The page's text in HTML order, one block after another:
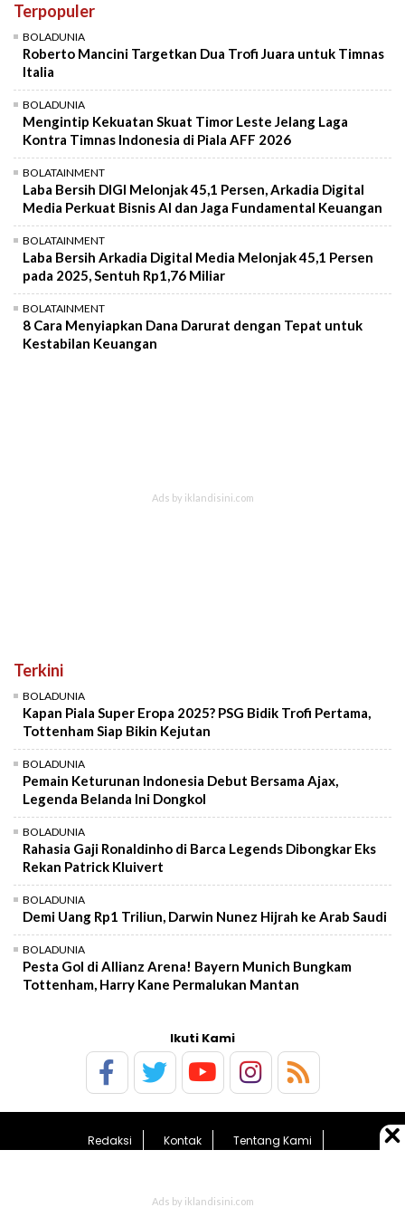
Terpopuler
BOLADUNIA
Roberto Mancini Targetkan Dua Trofi Juara untuk Timnas
Italia
BOLADUNIA
Mengintip Kekuatan Skuat Timor Leste Jelang Laga
Kontra Timnas Indonesia di Piala AFF 2026
BOLATAINMENT
Laba Bersih DIGI Melonjak 45,1 Persen, Arkadia Digital
Media Perkuat Bisnis AI dan Jaga Fundamental Keuangan
BOLATAINMENT
Laba Bersih Arkadia Digital Media Melonjak 45,1 Persen
pada 2025, Sentuh Rp1,76 Miliar
BOLATAINMENT
8 Cara Menyiapkan Dana Darurat dengan Tepat untuk
Kestabilan Keuangan
Terkini
BOLADUNIA
Kapan Piala Super Eropa 2025? PSG Bidik Trofi Pertama,
Tottenham Siap Bikin Kejutan
BOLADUNIA
Pemain Keturunan Indonesia Debut Bersama Ajax,
Legenda Belanda Ini Dongkol
BOLADUNIA
Rahasia Gaji Ronaldinho di Barca Legends Dibongkar Eks
Rekan Patrick Kluivert
BOLADUNIA
Demi Uang Rp1 Triliun, Darwin Nunez Hijrah ke Arab Saudi
BOLADUNIA
Pesta Gol di Allianz Arena! Bayern Munich Bungkam
Tottenham, Harry Kane Permalukan Mantan
Ikuti Kami
Redaksi Kontak
Tentang Kami